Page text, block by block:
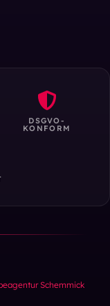
DSGVO-
KONFORM
Schemmick